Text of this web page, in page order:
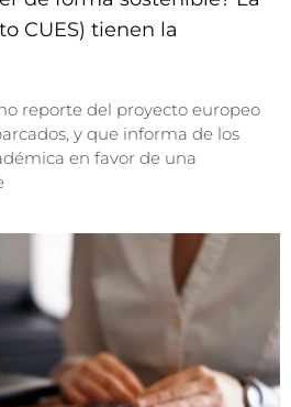
CUES) tienen la
reporte del proyecto europeo
y que informa de los
en favor de una